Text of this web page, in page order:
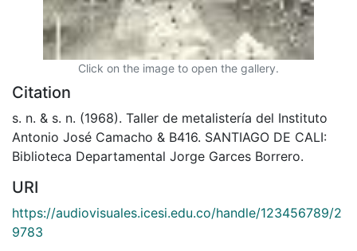
Click on the image to open the gallery.
Citation
s. n. & s. n. (1968). Taller de metalistería del Instituto
Antonio José Camacho & B416. SANTIAGO DE CALI:
Biblioteca Departamental Jorge Garces Borrero.
URI
https://audiovisuales.icesi.edu.co/handle/123456789/2
9783